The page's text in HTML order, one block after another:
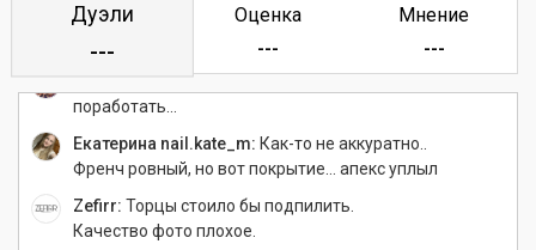
Дуэли
---
Оценка
---
Мнение
---
Дизайн красивый, над френчем надо
поработать...
Екатерина nail.kate_m: Как-то не аккуратно..
Френч ровный, но вот покрытие… апекс уплыл
Zefirr: Торцы стоило бы подпилить.
Качество фото плохое.